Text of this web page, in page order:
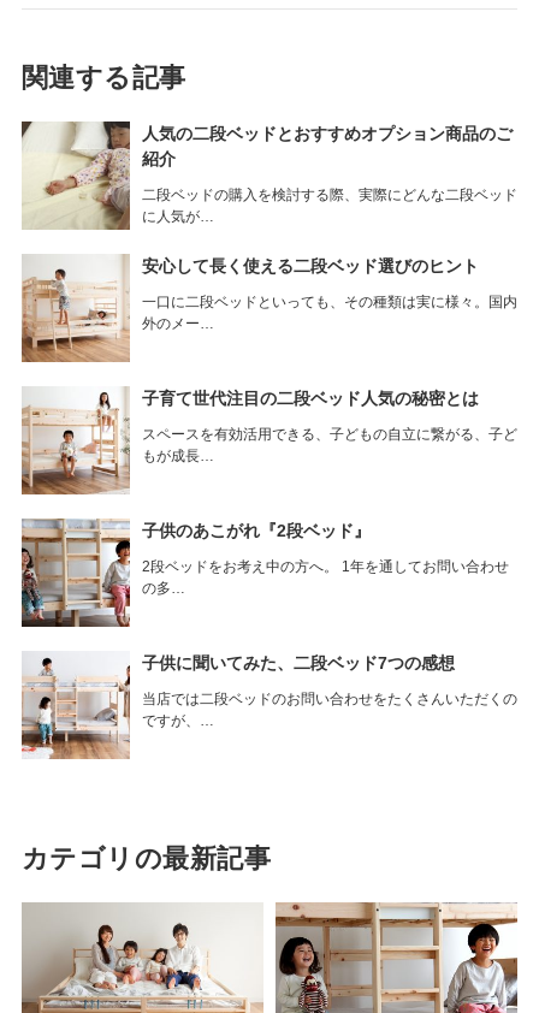
関連する記事
人気の二段ベッドとおすすめオプション商品のご
紹介
二段ベッドの購入を検討する際、実際にどんな二段ベッド
に人気が…
安心して長く使える二段ベッド選びのヒント
一口に二段ベッドといっても、その種類は実に様々。国内
外のメー…
子育て世代注目の二段ベッド人気の秘密とは
スペースを有効活用できる、子どもの自立に繋がる、子ど
もが成長…
子供のあこがれ『2段ベッド』
2段ベッドをお考え中の方へ。 1年を通してお問い合わせ
の多…
子供に聞いてみた、二段ベッド7つの感想
当店では二段ベッドのお問い合わせをたくさんいただくの
ですが、…
カテゴリの最新記事